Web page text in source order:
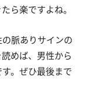
ら楽ですよね。
脈ありサインの
めば、男性から
。ぜひ最後まで